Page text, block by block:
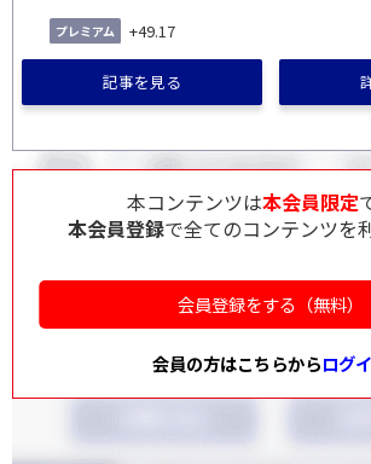
+49.17
記事を見る
本コンテンツは本会員限定
本会員登録で全てのコンテンツを
会員登録をする（無料）
会員の方はこちらからログ